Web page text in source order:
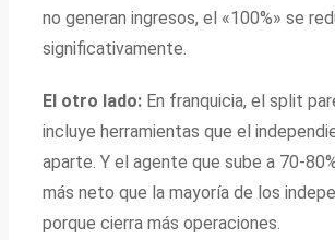
no generan ingresos, el «100%» se
significativamente.
El otro lado: En franquicia, el split
incluye herramientas que el
aparte. Y el agente que sube a 70-
más neto que la mayoría de los
porque cierra más operaciones.